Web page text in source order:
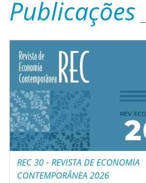
Publicações
REC 30 - REVISTA DE ECONOMIA
CONTEMPORÂNEA 2026